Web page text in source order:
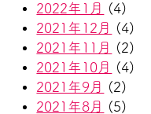
2022年1月
(4)
2021年12月
(4)
2021年11月
(2)
2021年10月
(4)
2021年9月
(2)
2021年8月
(5)